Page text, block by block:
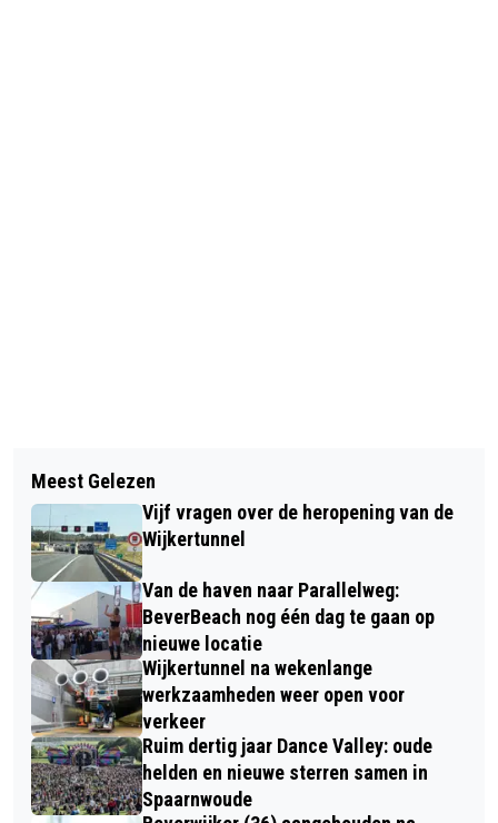
TWEE VOERTUIGEN IN BRAND OP
PARKEERPLAATS IN BEVERWIJK
RUIM 20.000 STRANDRACERS EN
HARDLOPERS KOMEND WEEKEND VAN
START IN EGMOND AAN ZEE
Meest Gelezen
Vijf vragen over de heropening van de
Wijkertunnel
Van de haven naar Parallelweg:
BeverBeach nog één dag te gaan op
nieuwe locatie
Wijkertunnel na wekenlange
werkzaamheden weer open voor
verkeer
Ruim dertig jaar Dance Valley: oude
helden en nieuwe sterren samen in
Spaarnwoude